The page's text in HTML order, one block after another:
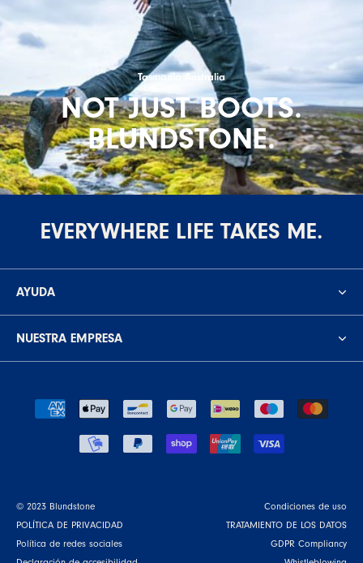
Tasmania Australia
NOT JUST BOOTS.
BLUNDSTONE.
EVERYWHERE LIFE TAKES ME.
AYUDA
NUESTRA EMPRESA
© 2023 Blundstone
Condiciones de uso
POLÍTICA DE PRIVACIDAD
TRATAMIENTO DE LOS DATOS
Política de redes sociales
GDPR Compliancy